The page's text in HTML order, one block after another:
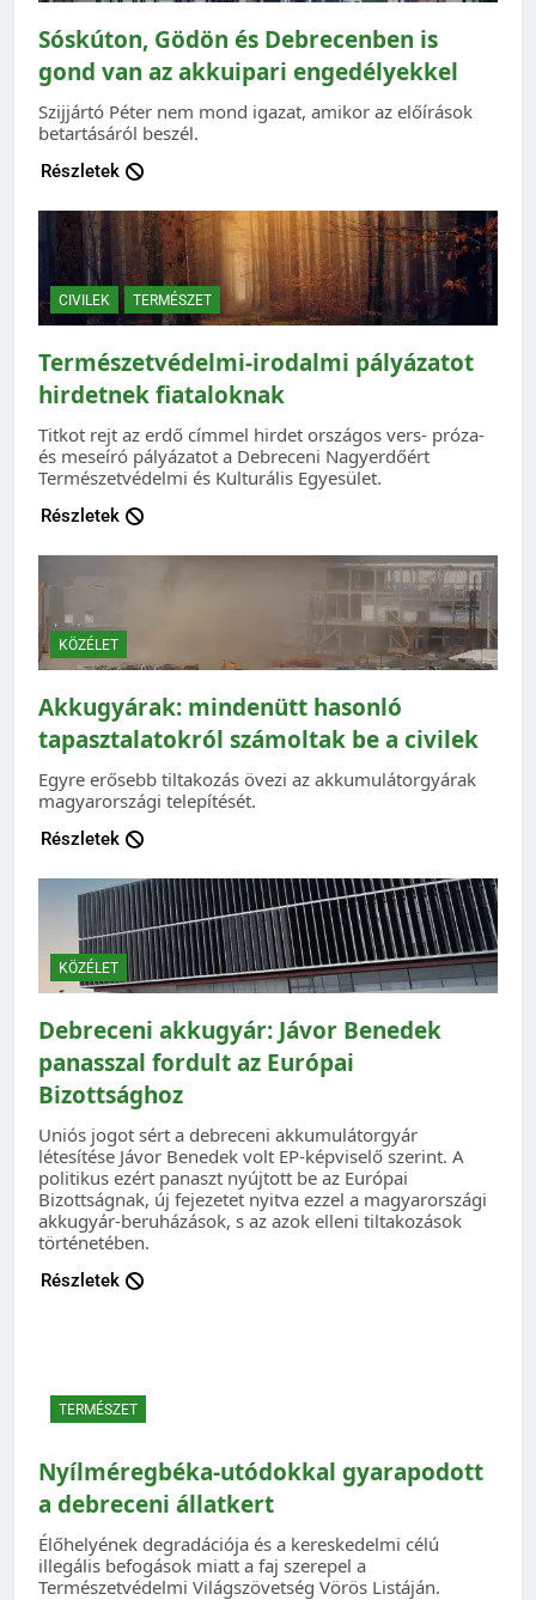
Sóskúton, Gödön és Debrecenben is
gond van az akkuipari engedélyekkel
Szijjártó Péter nem mond igazat, amikor az előírások
betartásáról beszél.
Részletek
CIVILEK TERMÉSZET
Természetvédelmi-irodalmi pályázatot
hirdetnek fiataloknak
Titkot rejt az erdő címmel hirdet országos vers- próza-
és meseíró pályázatot a Debreceni Nagyerdőért
Természetvédelmi és Kulturális Egyesület.
Részletek
KÖZÉLET
Akkugyárak: mindenütt hasonló
tapasztalatokról számoltak be a civilek
Egyre erősebb tiltakozás övezi az akkumulátorgyárak
magyarországi telepítését.
Részletek
KÖZÉLET
Debreceni akkugyár: Jávor Benedek
panasszal fordult az Európai
Bizottsághoz
Uniós jogot sért a debreceni akkumulátorgyár
létesítése Jávor Benedek volt EP-képviselő szerint. A
politikus ezért panaszt nyújtott be az Európai
Bizottságnak, új fejezetet nyitva ezzel a magyarországi
akkugyár-beruházások, s az azok elleni tiltakozások
történetében.
Részletek
TERMÉSZET
Nyílméregbéka-utódokkal gyarapodott
a debreceni állatkert
Élőhelyének degradációja és a kereskedelmi célú
illegális befogások miatt a faj szerepel a
Természetvédelmi Világszövetség Vörös Listáján.